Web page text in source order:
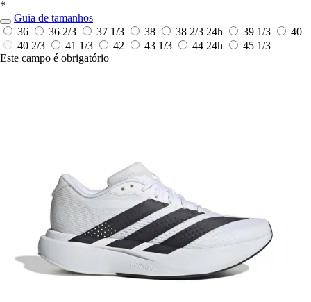
*
Guia de tamanhos
36
36 2/3 37 1/3 38 38 2/3 24h 39 1/3
40
40 2/3
41 1/3 42 43 1/3 44 24h
45 1/3
Este campo é obrigatório